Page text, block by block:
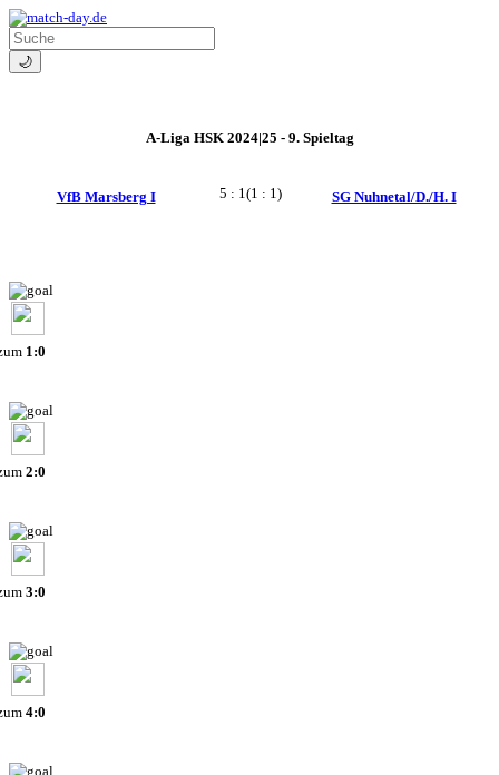
🌙
A-Liga HSK 2024|25 - 9. Spieltag
VfB Marsberg I 5 : 1(1 : 1) SG Nuhnetal/D./H. I
1:0
2:0
3:0
4:0